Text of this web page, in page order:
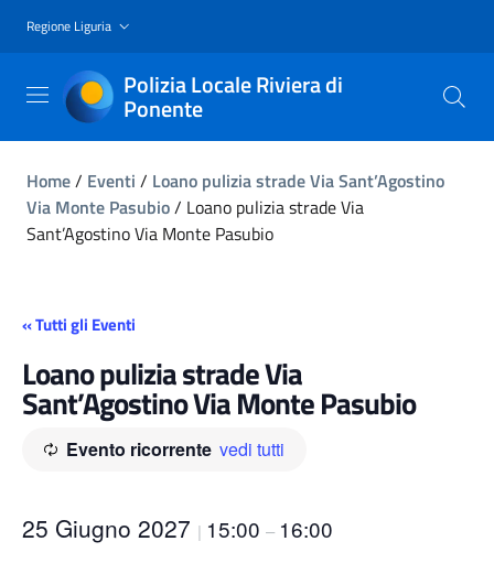
Regione Liguria
Polizia Locale Riviera di
Ponente
Home/ Eventi / Loano pulizia strade Via Sant’Agostino
Via Monte Pasubio/ Loano pulizia strade Via
Sant’Agostino Via Monte Pasubio
« Tutti gli Eventi
Loano pulizia strade Via
Sant’Agostino Via Monte Pasubio
Evento ricorrente vedi tutti
25 Giugno 2027 | 15:00 – 16:00